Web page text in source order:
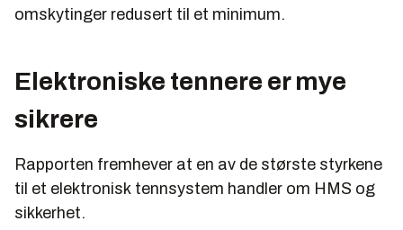
omskytinger redusert til et minimum.
Elektroniske tennere er mye
sikrere
Rapporten fremhever at en av de største styrkene
til et elektronisk tennsystem handler om HMS og
sikkerhet.